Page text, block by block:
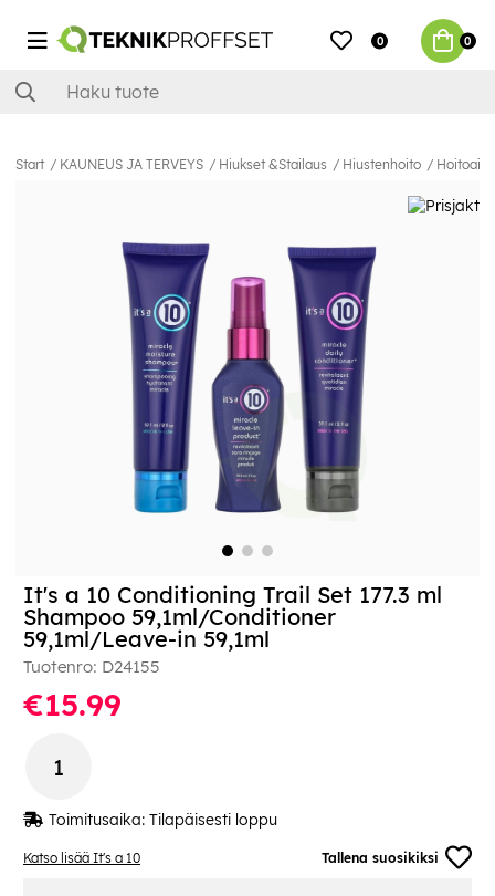
0 0
Start KAUNEUS JA TERVEYS Hiukset &Stailaus Hiustenhoito Hoitoaine
Katso lisää It's a 10 Tallena suosikiksi
It's a 10 Conditioning Trail Set 177.3 ml
Shampoo 59,1ml/Conditioner
59,1ml/Leave-in 59,1ml
Tuotenro: D24155
€15.99
Toimitusaika: Tilapäisesti loppu